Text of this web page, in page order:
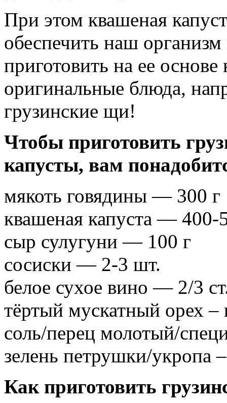
При этом квашеная
обеспечить наш
приготовить на ее
оригинальные блюда,
грузинские щи!
Чтобы приготовить
капусты, вам
мякоть говядины — 300 г
квашеная капуста — 400-
сыр сулугуни — 100 г
сосиски — 2-3 шт.
белое сухое вино — 2/3
тёртый мускатный орех –
соль/перец молотый/
зелень петрушки/укропа
Как приготовить